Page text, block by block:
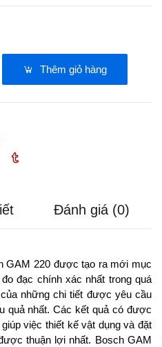
Thêm giỏ hàng
Đánh giá (0)
GAM 220 được tạo ra mới mục
đạc chính xác nhất trong quá
những chi tiết được yêu cầu
quả nhất. Các kết quả có được
việc thiết kế vật dụng và đặt
thuận lợi nhất. Bosch GAM